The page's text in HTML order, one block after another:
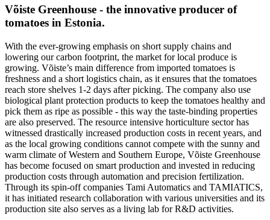
Võiste Greenhouse - the innovative producer of
tomatoes in Estonia.
With the ever-growing emphasis on short supply chains and
lowering our carbon footprint, the market for local produce is
growing. Võiste’s main difference from imported tomatoes is
freshness and a short logistics chain, as it ensures that the tomatoes
reach store shelves 1-2 days after picking. The company also use
biological plant protection products to keep the tomatoes healthy and
pick them as ripe as possible - this way the taste-binding properties
are also preserved. The resource intensive horticulture sector has
witnessed drastically increased production costs in recent years, and
as the local growing conditions cannot compete with the sunny and
warm climate of Western and Southern Europe, Võiste Greenhouse
has become focused on smart production and invested in reducing
production costs through automation and precision fertilization.
Through its spin-off companies Tami Automatics and TAMIATICS,
it has initiated research collaboration with various universities and its
production site also serves as a living lab for R&D activities.